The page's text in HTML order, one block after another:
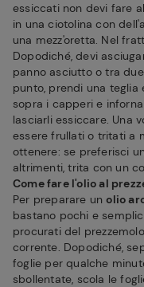
essiccati non devi fare
in una ciotolina con
una mezz'oretta. Nel
Dopodiché, devi
panno asciutto o tra
punto, prendi una
sopra i capperi e
lasciarli essiccare. Una
essere frullati o tritati a
ottenere: se preferisci
altrimenti, trita con un
Come fare l'olio al
Per preparare unolio
bastano pochi e
procurati del
corrente. Dopodiché,
foglie per qualche
sbollentate, scola le